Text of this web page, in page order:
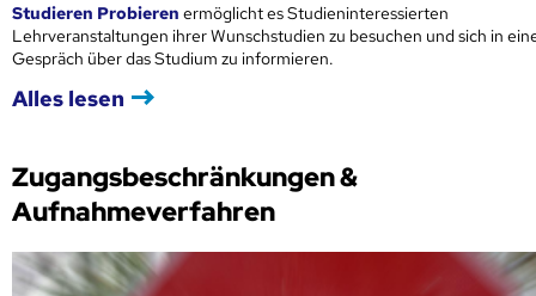
Studieren Probieren ermöglicht es Studieninteressierten
Lehrveranstaltungen ihrer Wunschstudien zu besuchen und sich in
Gespräch über das Studium zu informieren.
Alles lesen
Zugangsbeschränkungen &
Aufnahmeverfahren